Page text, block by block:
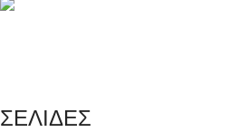
ΣΕΛΙΔΕΣ